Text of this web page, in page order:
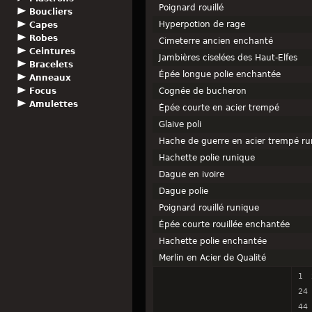
Boucliers
Capes
Robes
Ceintures
Bracelets
Anneaux
Focus
Amulettes
Poignard rouillé
Hyperpotion de rage
Cimeterre ancien enchanté
Jambières ciselées des Haut-Elfes
Épée longue polie enchantée
Cognée de bucheron
Épée courte en acier trempé
Glaive poli
Hache de guerre en acier trempé
Hachette polie runique
Dague en ivoire
Dague polie
Poignard rouillé runique
Épée courte rouillée enchantée
Hachette polie enchantée
Merlin en Acier de Qualité
1
24
44